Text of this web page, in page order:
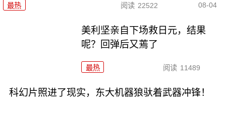
最热 阅读 22522 08-04
美利坚亲自下场救日元，结果
呢？回弹后又蔫了
最热 阅读 11489
科幻片照进了现实，东大机器狼驮着武器冲锋！